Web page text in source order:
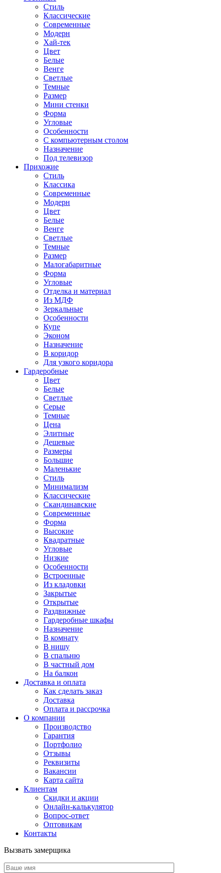
Стиль
Классические
Современные
Модерн
Хай-тек
Цвет
Белые
Венге
Светлые
Темные
Размер
Мини стенки
Форма
Угловые
Особенности
С компьютерным столом
Назначение
Под телевизор
Прихожие
Стиль
Классика
Современные
Модерн
Цвет
Белые
Венге
Светлые
Темные
Размер
Малогабаритные
Форма
Угловые
Отделка и материал
Из МДФ
Зеркальные
Особенности
Купе
Эконом
Назначение
В коридор
Для узкого коридора
Гардеробные
Цвет
Белые
Светлые
Серые
Темные
Цена
Элитные
Дешевые
Размеры
Большие
Маленькие
Стиль
Минимализм
Классические
Скандинавские
Современные
Форма
Высокие
Квадратные
Угловые
Низкие
Особенности
Встроенные
Из кладовки
Закрытые
Открытые
Раздвижные
Гардеробные шкафы
Назначение
В комнату
В нишу
В спальню
В частный дом
На балкон
Доставка и оплата
Как сделать заказ
Доставка
Оплата и рассрочка
О компании
Производство
Гарантия
Портфолио
Отзывы
Реквизиты
Вакансии
Карта сайта
Клиентам
Скидки и акции
Онлайн-калькулятор
Вопрос-ответ
Оптовикам
Контакты
Вызвать замерщика